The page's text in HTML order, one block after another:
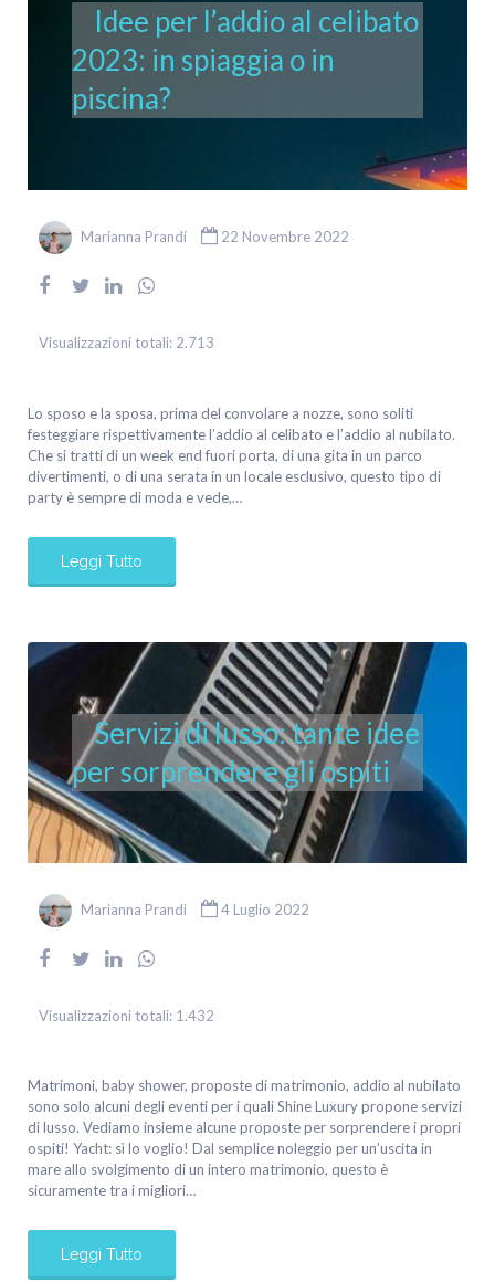
Idee per l’addio al celibato
2023: in spiaggia o in
piscina?
Marianna Prandi 22 Novembre 2022
Visualizzazioni totali: 2.713
Lo sposo e la sposa, prima del convolare a nozze, sono soliti
festeggiare rispettivamente l’addio al celibato e l’addio al nubilato.
Che si tratti di un week end fuori porta, di una gita in un parco
divertimenti, o di una serata in un locale esclusivo, questo tipo di
party è sempre di moda e vede,…
Leggi Tutto
Servizi di lusso: tante idee
per sorprendere gli ospiti
Marianna Prandi 4 Luglio 2022
Visualizzazioni totali: 1.432
Matrimoni, baby shower, proposte di matrimonio, addio al nubilato
sono solo alcuni degli eventi per i quali Shine Luxury propone servizi
di lusso. Vediamo insieme alcune proposte per sorprendere i propri
ospiti! Yacht: sì lo voglio! Dal semplice noleggio per un’uscita in
mare allo svolgimento di un intero matrimonio, questo è
sicuramente tra i migliori…
Leggi Tutto